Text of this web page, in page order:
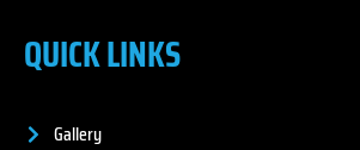
QUICK LINKS
Gallery